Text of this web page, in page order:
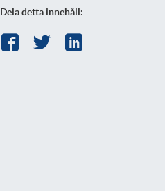
Dela detta innehåll: